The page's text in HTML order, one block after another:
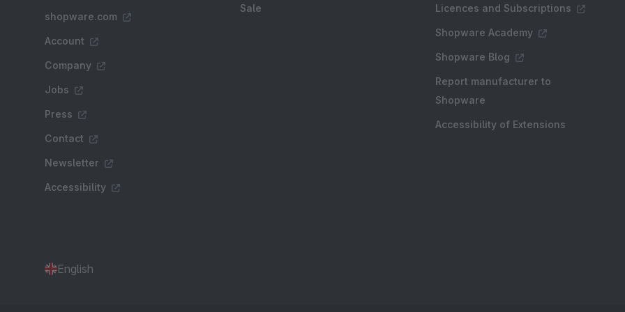
shopware.com
Account
Company
Jobs
Press
Contact
Newsletter
Accessibility
Sale Licences and Subscriptions
Shopware Academy
Shopware Blog
Report manufacturer to
Shopware
Accessibility of Extensions
English